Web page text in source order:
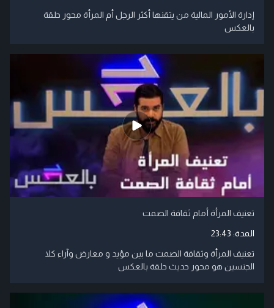
إدارة الأمور المالية من يتقنها أكثر الرجل أم المرأة محور حلقة
بالعكس
تعنيف المرأة أمام ثقافة الصمت
المدة: 23:43
تعنيف المرأة وثقافة الصمت ما بين مؤيد و معارض وآراء كلا
الجنسين هو محور حديث حلقة بالعكس